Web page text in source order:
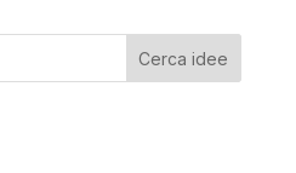
Cerca idee